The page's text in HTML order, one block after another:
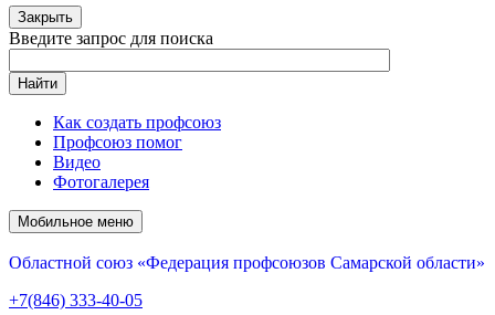
Закрыть
Введите запрос для поиска
Найти
Как создать профсоюз
Профсоюз помог
Видео
Фотогалерея
Мобильное меню
Областной союз «Федерация профсоюзов Самарской области»
+7(846) 333-40-05